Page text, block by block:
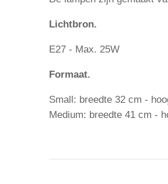
Lichtbron.
E27 - Max. 25W
Formaat.
Small: breedte 32 cm -
Medium: breedte 41 cm -